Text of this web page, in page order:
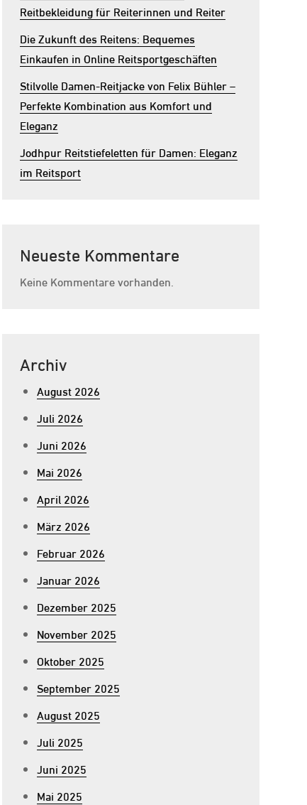
Reitbekleidung für Reiterinnen und Reiter
Die Zukunft des Reitens: Bequemes
Einkaufen in Online Reitsportgeschäften
Stilvolle Damen-Reitjacke von Felix Bühler –
Perfekte Kombination aus Komfort und
Eleganz
Jodhpur Reitstiefeletten für Damen: Eleganz
im Reitsport
Neueste Kommentare
Keine Kommentare vorhanden.
Archiv
August 2026
Juli 2026
Juni 2026
Mai 2026
April 2026
März 2026
Februar 2026
Januar 2026
Dezember 2025
November 2025
Oktober 2025
September 2025
August 2025
Juli 2025
Juni 2025
Mai 2025